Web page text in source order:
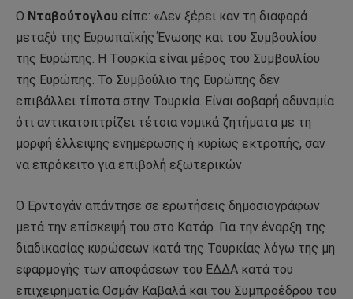
Ο Νταβούτογλου είπε: «Δεν ξέρει καν τη διαφορά
μεταξύ της Ευρωπαϊκής Ένωσης και του Συμβουλίου
της Ευρώπης. Η Τουρκία είναι μέρος του Συμβουλίου
της Ευρώπης. Το Συμβούλιο της Ευρώπης δεν
επιβάλλει τίποτα στην Τουρκία. Είναι σοβαρή αδυναμία
ότι αντικατοπτρίζει τέτοια νομικά ζητήματα με τη
μορφή έλλειψης ενημέρωσης ή κυρίως εκτροπής, σαν
να επρόκειτο για επιβολή εξωτερικών
Ο Ερντογάν απάντησε σε ερωτήσεις δημοσιογράφων
μετά την επίσκεψή του στο Κατάρ. Για την έναρξη της
διαδικασίας κυρώσεων κατά της Τουρκίας λόγω της μη
εφαρμογής των αποφάσεων του ΕΔΔΑ κατά του
επιχειρηματία Οσμάν Καβαλά και του Συμπροέδρου του